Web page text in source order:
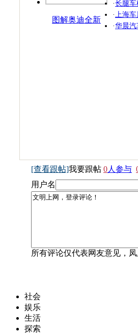
图解奥迪全新
·长腿车
·上海
·华晨汽
[查看跟帖]我要跟帖 0人参与
用户名
所有评论仅代表网友意见，凤
社会
娱乐
生活
探索